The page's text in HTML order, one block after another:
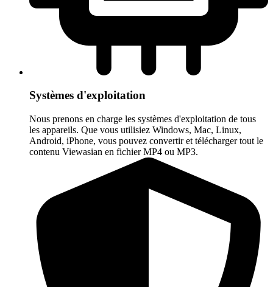
Systèmes d'exploitation
Nous prenons en charge les systèmes d'exploitation de tous
les appareils. Que vous utilisiez Windows, Mac, Linux,
Android, iPhone, vous pouvez convertir et télécharger tout le
contenu Viewasian en fichier MP4 ou MP3.